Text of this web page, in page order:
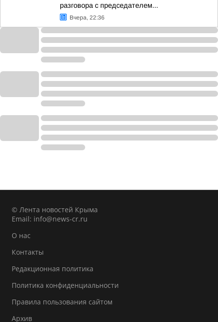
разговора с председателем...
Вчера, 22:36
© Лента новостей Крыма
Email: info@news-cr.ru
О нас
Контакты
Редакционная политика
Политика конфиденциальности
Правила пользования сайтом
Архив